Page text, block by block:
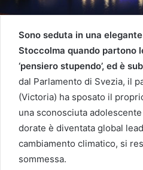
Sono seduta in una
Stoccolma quando partono
‘pensiero stupendo’, ed è
dal Parlamento di Svezia, il
(Victoria) ha sposato il
una sconosciuta
dorate è diventata global
cambiamento climatico, si
sommessa.